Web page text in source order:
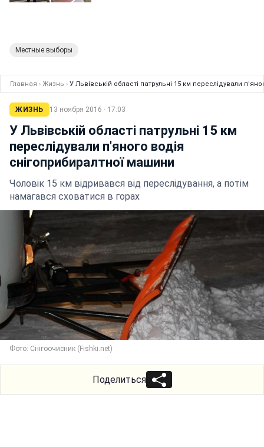
Местные выборы
Главная › Жизнь › У Львівській області патрульні 15 км переслідували
ЖИЗНЬ 13 ноября 2016 · 17:03
У Львівській області патрульні 15 км
переслідували п'яного водія
снігоприбиралтної машини
Чоловік 15 км відривався від переслідування, а потім
намагався сховатися в горах
Фото: Снігоочисник (Fishki.net)
Поделиться